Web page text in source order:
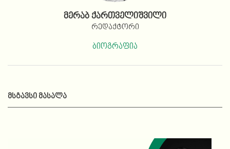
მერაბ ქართველიშვილი
რედაქტორი
ბიოგრაფია
ᲛᲡᲒᲐᲕᲡᲘ ᲛᲐᲡᲐᲚᲐ